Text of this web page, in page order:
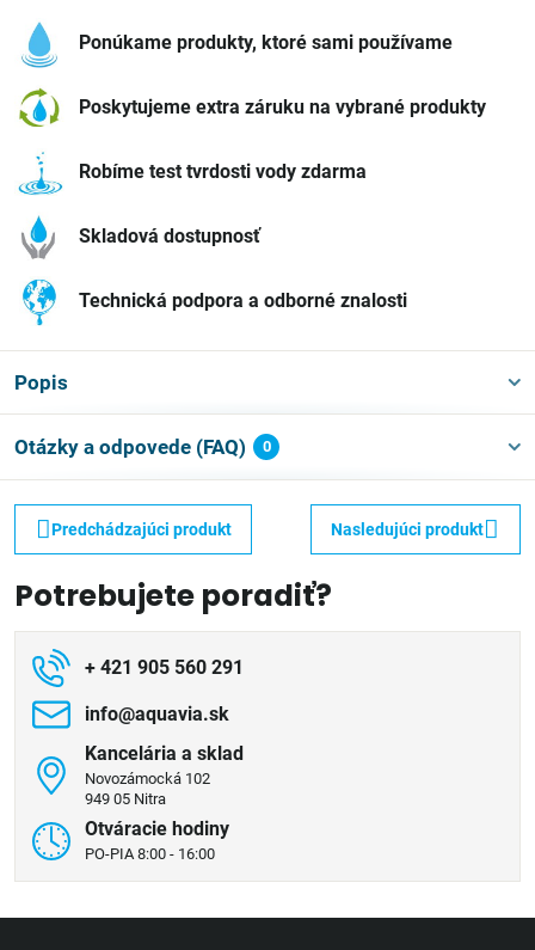
Ponúkame produkty, ktoré sami používame
Poskytujeme extra záruku na vybrané produkty
Robíme test tvrdosti vody zdarma
Skladová dostupnosť
Technická podpora a odborné znalosti
Popis
Otázky a odpovede (FAQ) 0
Predchádzajúci produkt Nasledujúci produkt
Potrebujete poradiť?
+ 421 905 560 291
info​@aquavia​.sk
Kancelária a sklad
Novozámocká 102
949 05 Nitra
Otváracie hodiny
PO-PIA 8:00 - 16:00